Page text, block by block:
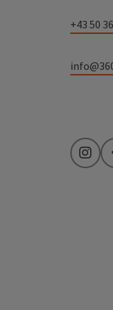
+43 50